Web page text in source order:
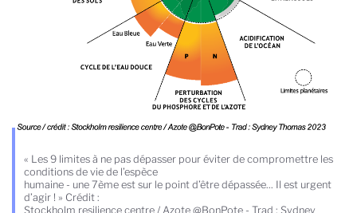
« Les 9 limites à ne pas dépasser pour éviter de compromettre les
conditions de vie de l’espèce
humaine - une 7ème est sur le point d’être dépassée... Il est urgent
d’agir ! » Crédit :
Stockholm resilience centre / Azote @BonPote - Trad : Sydney